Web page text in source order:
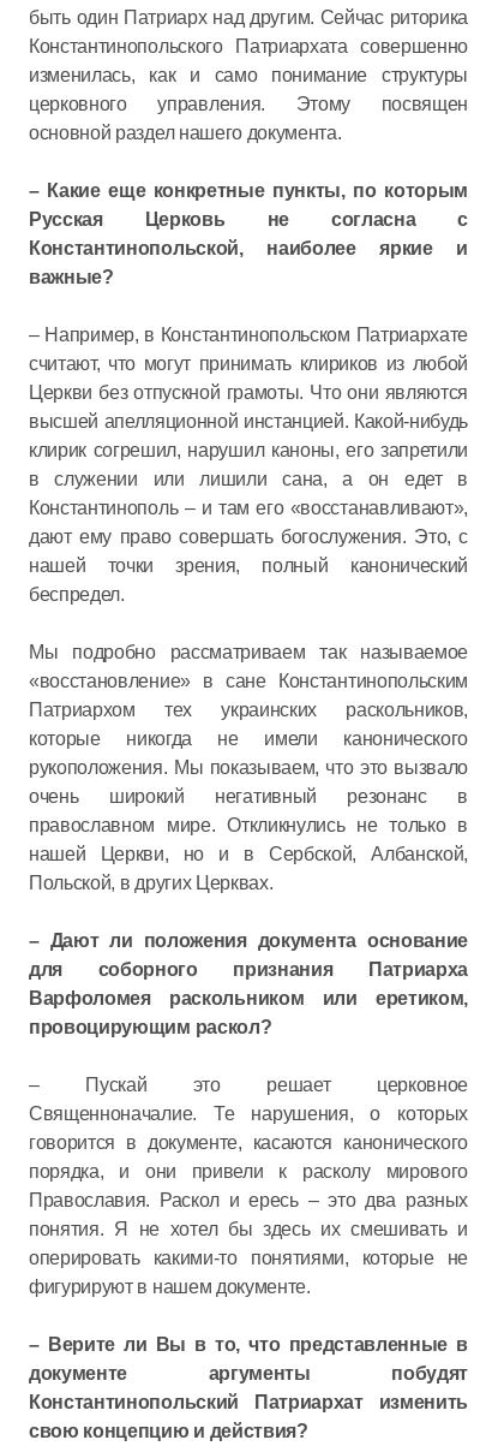
быть один Патриарх над другим. Сейчас риторика
Константинопольского Патриархата совершенно
изменилась, как и само понимание структуры
церковного управления. Этому посвящен
основной раздел нашего документа.
– Какие еще конкретные пункты, по которым
Русская Церковь не согласна с
Константинопольской, наиболее яркие и
важные?
– Например, в Константинопольском Патриархате
считают, что могут принимать клириков из любой
Церкви без отпускной грамоты. Что они являются
высшей апелляционной инстанцией. Какой-нибудь
клирик согрешил, нарушил каноны, его запретили
в служении или лишили сана, а он едет в
Константинополь – и там его «восстанавливают»,
дают ему право совершать богослужения. Это, с
нашей точки зрения, полный канонический
беспредел.
Мы подробно рассматриваем так называемое
«восстановление» в сане Константинопольским
Патриархом тех украинских раскольников,
которые никогда не имели канонического
рукоположения. Мы показываем, что это вызвало
очень широкий негативный резонанс в
православном мире. Откликнулись не только в
нашей Церкви, но и в Сербской, Албанской,
Польской, в других Церквах.
– Дают ли положения документа основание
для соборного признания Патриарха
Варфоломея раскольником или еретиком,
провоцирующим раскол?
– Пускай это решает церковное
Священноначалие. Те нарушения, о которых
говорится в документе, касаются канонического
порядка, и они привели к расколу мирового
Православия. Раскол и ересь – это два разных
понятия. Я не хотел бы здесь их смешивать и
оперировать какими-то понятиями, которые не
фигурируют в нашем документе.
– Верите ли Вы в то, что представленные в
документе аргументы побудят
Константинопольский Патриархат изменить
свою концепцию и действия?